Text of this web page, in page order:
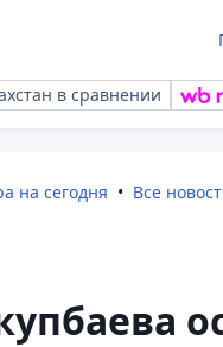
в сравнении
на сегодня Все